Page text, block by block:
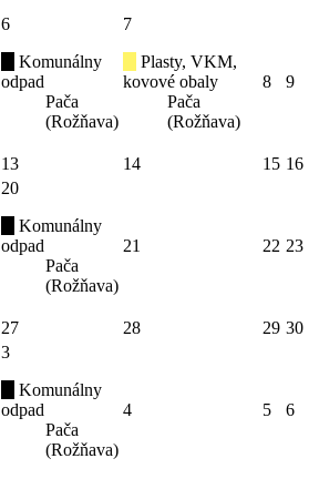
6
Komunálny
odpad
Pača
(Rožňava)
7
Plasty, VKM,
kovové obaly
Pača
(Rožňava)
8 9
13 14 15 16
20
Komunálny
odpad
Pača
(Rožňava)
21 22 23
27 28 29 30
3
Komunálny
odpad
Pača
(Rožňava)
4 5 6